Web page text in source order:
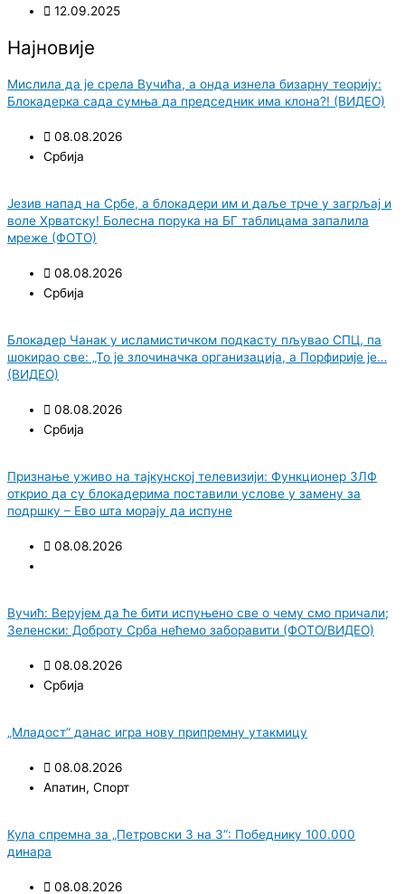
12.09.2025
Најновије
Мислила да је срела Вучића, а онда изнела бизарну теорију:
Блокадерка сада сумња да председник има клона?! (ВИДЕО)
08.08.2026
Србија
Језив напад на Србе, а блокадери им и даље трче у загрљај и
воле Хрватску! Болесна порука на БГ таблицама запалила
мреже (ФОТО)
08.08.2026
Србија
Блокадер Чанак у исламистичком подкасту пљувао СПЦ, па
шокирао све: „То је злочиначка организација, а Порфирије је…
(ВИДЕО)
08.08.2026
Србија
Признање уживо на тајкунској телевизији: Функционер ЗЛФ
открио да су блокадерима поставили услове у замену за
подршку – Ево шта морају да испуне
08.08.2026
Вучић: Верујем да ће бити испуњено све о чему смо причали;
Зеленски: Доброту Срба нећемо заборавити (ФОТО/ВИДЕО)
08.08.2026
Србија
„Младост“ данас игра нову припремну утакмицу
08.08.2026
Апатин, Спорт
Кула спремна за „Петровски 3 на 3“: Победнику 100.000
динара
08.08.2026